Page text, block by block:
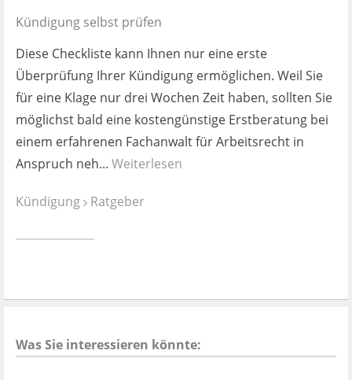
News
Impressum
Datenschutz
Kündigung selbst prüfen
Diese Checkliste kann Ihnen nur eine erste
Überprüfung Ihrer Kündigung ermöglichen. Weil Sie
für eine Klage nur drei Wochen Zeit haben, sollten Sie
möglichst bald eine kostengünstige Erstberatung bei
einem erfahrenen Fachanwalt für Arbeitsrecht in
Anspruch neh... Weiterlesen
Kündigung Ratgeber
Was Sie interessieren könnte: